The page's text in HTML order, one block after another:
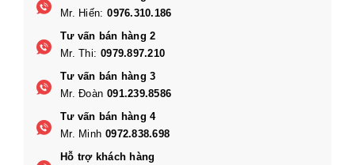
Mr. Hiến: 0976.310.186
Tư vấn bán hàng 2
Mr. Thi: 0979.897.210
Tư vấn bán hàng 3
Mr. Đoàn 091.239.8586
Tư vấn bán hàng 4
Mr. Minh 0972.838.698
Hỗ trợ khách hàng